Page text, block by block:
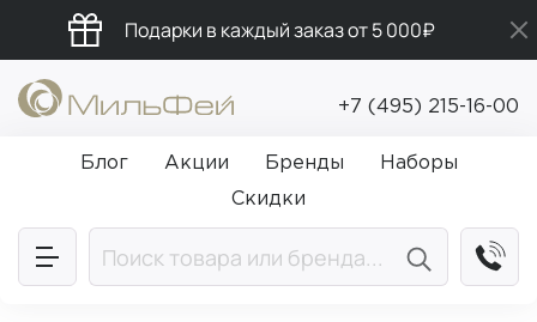
Подарки в каждый заказ от 5 000₽
Промокод ПРИВЕТ
Бесплатная доставка от 5 000₽
+7 (495) 215-16-00
Блог Акции Бренды
Наборы
Скидки